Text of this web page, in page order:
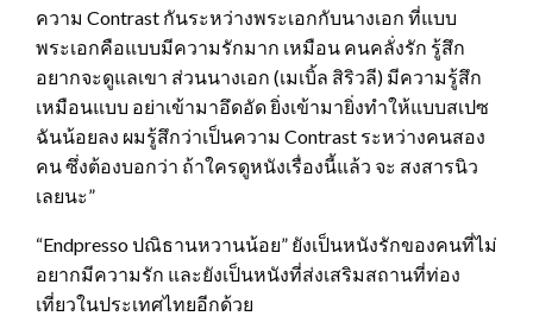
ความ Contrast กันระหว่างพระเอกกับนางเอก ที่แบบ
พระเอกคือแบบมีความรักมาก เหมือน คนคลั่งรัก รู้สึก
อยากจะดูแลเขา ส่วนนางเอก (เมเบิ้ล สิริวลี) มีความรู้สึก
เหมือนแบบ อย่าเข้ามาอึดอัด ยิ่งเข้ามายิ่งทําให้แบบสเปซ
ฉันน้อยลง ผมรู้สึกว่าเป็นความ Contrast ระหว่างคนสอง
คน ซึ่งต้องบอกว่า ถ้าใครดูหนังเรื่องนี้แล้ว จะ สงสารนิว
เลยนะ”
“Endpresso ปณิธานหวานน้อย” ยังเป็นหนังรักของคนที่ไม่
อยากมีความรัก และยังเป็นหนังที่ส่งเสริมสถานที่ท่อง
เที่ยวในประเทศไทยอีกด้วย